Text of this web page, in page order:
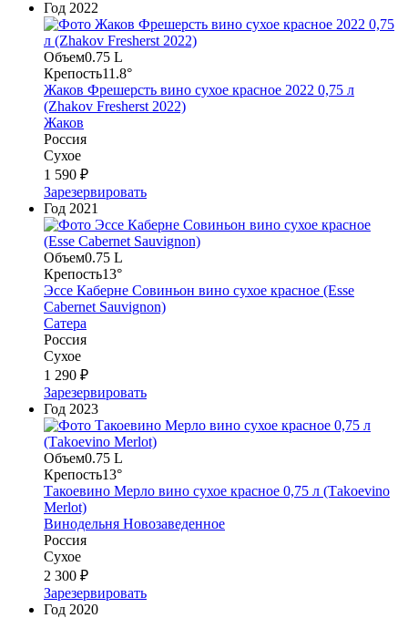
Год 2022
Объем0.75 L
Крепость11.8°
Жаков Фрешерсть вино сухое красное 2022 0,75 л
(Zhakov Fresherst 2022)
Жаков
Россия
Сухое
1 590 ₽
Зарезервировать
Год 2021
Объем0.75 L
Крепость13°
Эссе Каберне Совиньон вино сухое красное (Esse
Cabernet Sauvignon)
Сатера
Россия
Сухое
1 290 ₽
Зарезервировать
Год 2023
Объем0.75 L
Крепость13°
Такоевино Мерло вино сухое красное 0,75 л (Тakoevino
Merlot)
Винодельня Новозаведенное
Россия
Сухое
2 300 ₽
Зарезервировать
Год 2020